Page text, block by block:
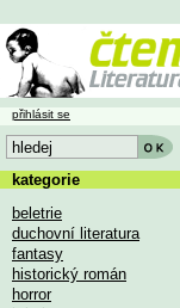
přihlásit se
kategorie
beletrie
duchovní literatura
fantasy
historický román
horror